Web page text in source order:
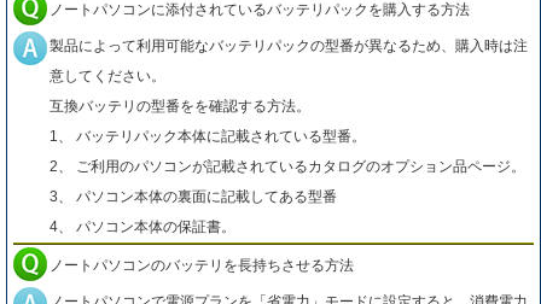
ノートパソコンに添付されているバッテリパックを購入する方法
製品によって利用可能なバッテリパックの型番が異なるため、購入時は注
意してください。
互換バッテリの型番をを確認する方法。
1、 バッテリパック本体に記載されている型番。
2、 ご利用のパソコンが記載されているカタログのオプション品ページ。
3、 パソコン本体の裏面に記載してある型番
4、 パソコン本体の保証書。
ノートパソコンのバッテリを長持ちさせる方法